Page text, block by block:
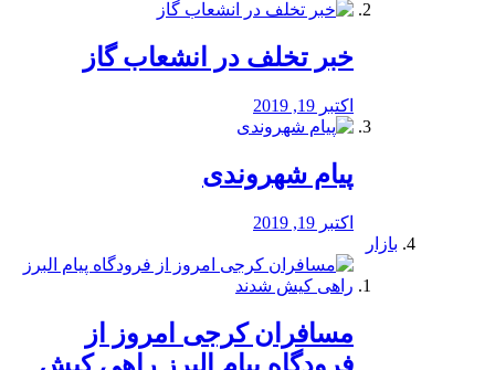
خبر تخلف در انشعاب گاز
اکتبر 19, 2019
پیام شهروندی
اکتبر 19, 2019
بازار
مسافران کرجی امروز از
فرودگاه پیام البرز راهی کیش